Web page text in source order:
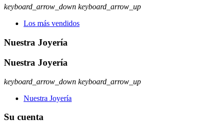
keyboard_arrow_down keyboard_arrow_up
Los más vendidos
Nuestra Joyería
Nuestra Joyería
keyboard_arrow_down keyboard_arrow_up
Nuestra Joyería
Su cuenta